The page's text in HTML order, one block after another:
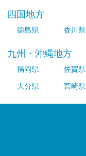
四国地方
徳島県 香川県
九州・沖縄地方
福岡県 佐賀県
大分県
宮崎県